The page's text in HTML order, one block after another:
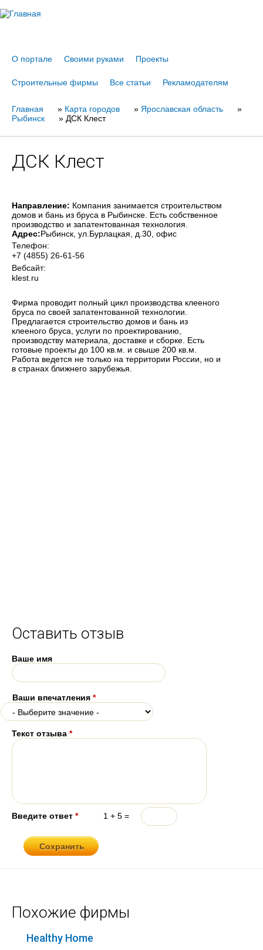
О портале Своими руками Проекты
Строительные фирмы Все статьи Рекламодателям
Вы
Главная » Карта городов » Ярославская область
»
Рыбинск
» ДСК Клест
ДСК Клест
Направление: Компания занимается строительством
домов и бань из бруса в Рыбинске. Есть собственное
производство и запатентованная технология.
Адрес:Рыбинск , ул.Бурлацкая, д.30, офис
Телефон:
+7 (4855) 26-61-56
Вебсайт:
klest.ru
Фирма проводит полный цикл производства клееного
бруса по своей запатентованной технологии.
Предлагается строительство домов и бань из
клееного бруса, услуги по проектированию,
производству материала, доставке и сборке. Есть
готовые проекты до 100 кв.м. и свыше 200 кв.м.
Работа ведется не только на территории России, но и
в странах ближнего зарубежья.
Оставить отзыв
Ваше имя
Ваши впечатления *
Текст отзыва *
Введите ответ * 1 + 5 =
Похожие фирмы
Healthy Home